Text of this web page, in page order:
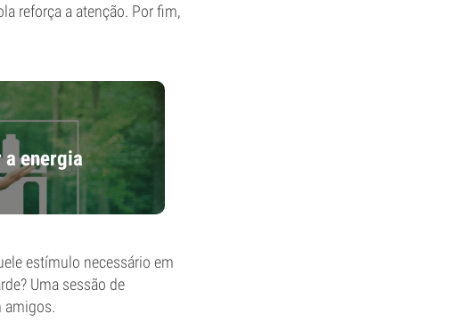
reforça a atenção. Por fim,
a energia
estímulo necessário em
Uma sessão de
amigos.